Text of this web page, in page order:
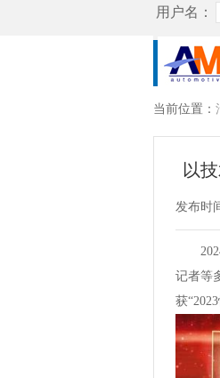
当前位置：
以
发布时
记者等
获